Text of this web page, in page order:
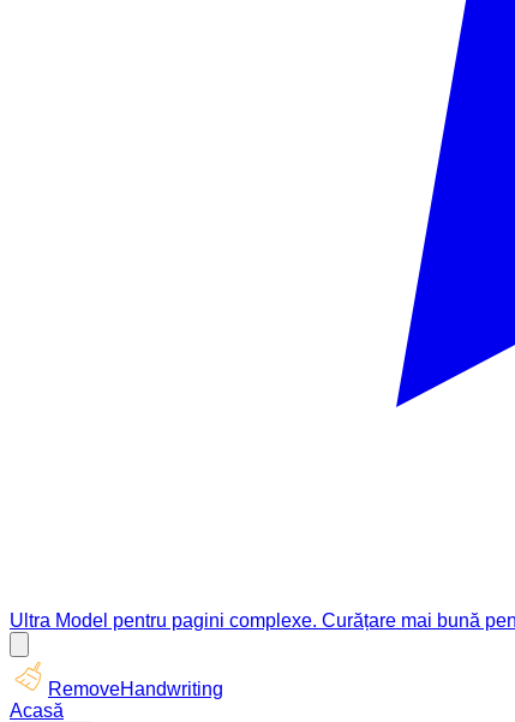
Ultra Model pentru pagini complexe. Curățare mai bună
RemoveHandwriting
Acasă